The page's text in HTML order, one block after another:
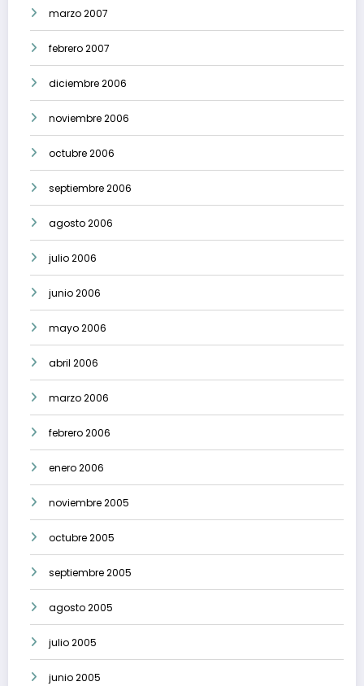
marzo 2007
febrero 2007
diciembre 2006
noviembre 2006
octubre 2006
septiembre 2006
agosto 2006
julio 2006
junio 2006
mayo 2006
abril 2006
marzo 2006
febrero 2006
enero 2006
noviembre 2005
octubre 2005
septiembre 2005
agosto 2005
julio 2005
junio 2005